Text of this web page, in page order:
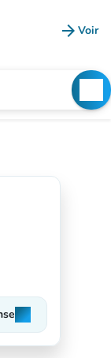
arrow_forward Voir
man
man
man